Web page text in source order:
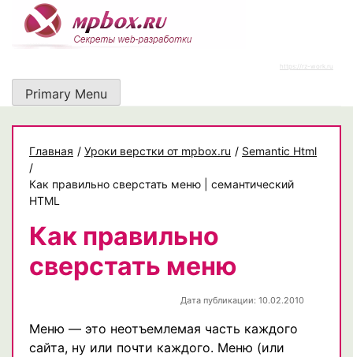
content
https://rz-work.ru
Primary Menu
Главная / Уроки верстки от mpbox.ru / Semantic Html
/
Как правильно сверстать меню | семантический
HTML
Как правильно
сверстать меню
Дата публикации: 10.02.2010
Меню — это неотъемлемая часть каждого
сайта, ну или почти каждого. Меню (или